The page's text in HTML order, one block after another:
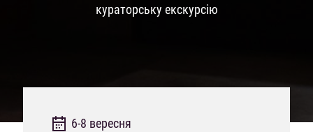
кураторську екскурсію
6-8 вересня